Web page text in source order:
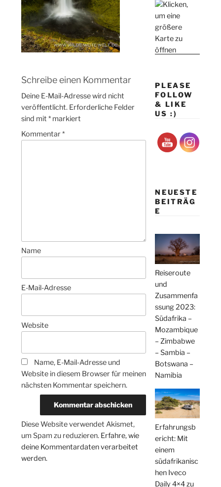
Schreibe einen Kommentar
Deine E-Mail-Adresse wird nicht
veröffentlicht. Erforderliche Felder
sind mit* markiert
Kommentar*
Name
E-Mail-Adresse
Website
Name, E-Mail-Adresse und
Website in diesem Browser für meinen
nächsten Kommentar speichern.
Diese Website verwendet Akismet,
um Spam zu reduzieren. Erfahre, wie
deine Kommentardaten verarbeitet
werden.
PLEASE
FOLLOW
& LIKE
US :)
NEUESTE
BEITRÄG
E
Reiseroute
und
Zusammenfa
ssung 2023:
Südafrika –
Mozambique
– Zimbabwe
– Sambia –
Botswana –
Namibia
Erfahrungsb
ericht: Mit
einem
südafrikanisc
hen Iveco
Daily 4×4 zu